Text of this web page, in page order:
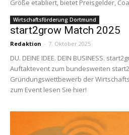
Größe etabliert, bietet Preisgelder,
Wirtschaftsförderung Dortmund
start2grow Match 2025
Redaktion - 7. Oktober 2025
DU. DEINE IDEE. DEIN BUSINESS.
Auftaktevent zum bundesweiten
Gründungswettbewerb der
zum Event lesen Sie hier!